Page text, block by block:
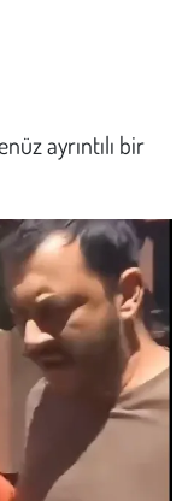
ayrıntılı bir